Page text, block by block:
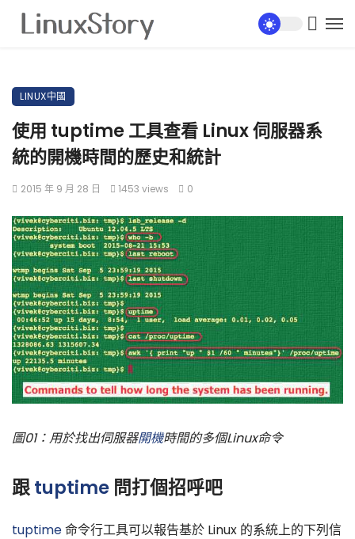
LINUX中國
使用 tuptime 工具查看 Linux 伺服器系
統的開機時間的歷史和統計
2015 年 9 月 28 日 1453 views 0
圖01：用於找出伺服器開機時間的多個Linux命令
跟tuptime 問打個招呼吧
tuptime命令行工具可以報告基於 Linux 的系統上的下列信